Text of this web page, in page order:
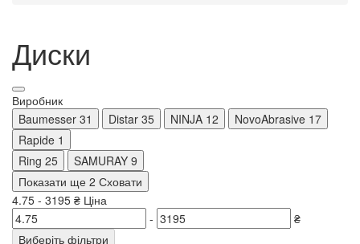
Диски
Виробник
Baumesser 31 Distar 35 NINJA 12 NovoAbrasive 17
Rapide 1
Ring 25 SAMURAY 9
Показати ще 2 Сховати
4.75 - 3195 ₴ Ціна
-
₴
Виберіть фільтри